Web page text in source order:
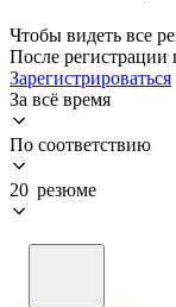
Чтобы видеть все
После
Зарегистрироваться
За всё время
По соответствию
20 резюме